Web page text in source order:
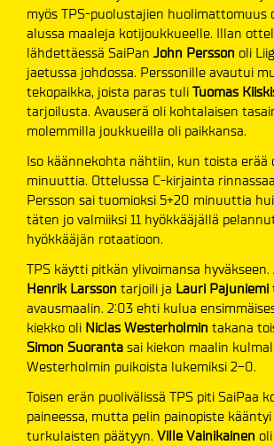
myös TPS-puolustajien huolimattomuus
alussa maaleja kotijoukkueelle. Illan
lähdettäessä SaiPan John Persson oli
jaetussa johdossa. Perssonille avautui
tekopaikka, joista paras tuli Tuomas
tarjoilusta. Avauserä oli kohtalaisen
molemmilla joukkueilla oli paikkansa.
Iso käännekohta nähtiin, kun toista erää
minuuttia. Ottelussa C-kirjainta
Persson sai tuomioksi 5+20 minuuttia
täten jo valmiiksi 11 hyökkääjällä
hyökkääjän rotaatioon.
TPS käytti pitkän ylivoimansa hyväkseen.
Henrik Larsson tarjoili ja Lauri Pajuniemi
avausmaalin. 2:03 ehti kulua
kiekko oli Niclas Westerholmin takana
Simon Suoranta sai kiekon maalin
Westerholmin puikoista lukemiksi 2-0.
Toisen erän puolivälissä TPS piti SaiPaa
paineessa, mutta pelin painopiste
turkulaisten päätyyn. Ville Vainikainen